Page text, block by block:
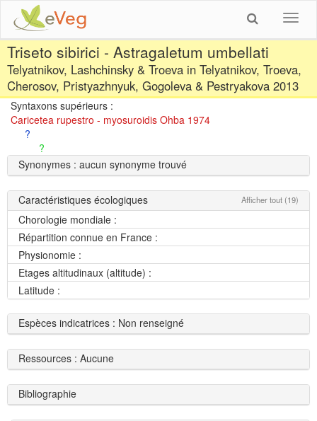
Triseto sibirici - Astragaletum umbellati
Telyatnikov, Lashchinsky & Troeva in Telyatnikov, Troeva,
Cherosov, Pristyazhnyuk, Gogoleva & Pestryakova 2013
Syntaxons supérieurs :
Caricetea rupestro - myosuroidis Ohba 1974
?
?
Synonymes : aucun synonyme trouvé
Caractéristiques écologiques Afficher tout (19)
Chorologie mondiale :
Répartition connue en France :
Physionomie :
Etages altitudinaux (altitude) :
Latitude :
Espèces indicatrices : Non renseigné
Ressources : Aucune
Bibliographie